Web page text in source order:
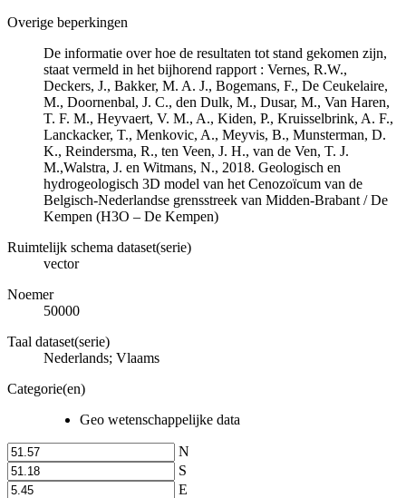
Overige beperkingen
De informatie over hoe de resultaten tot stand gekomen zijn,
staat vermeld in het bijhorend rapport : Vernes, R.W.,
Deckers, J., Bakker, M. A. J., Bogemans, F., De Ceukelaire,
M., Doornenbal, J. C., den Dulk, M., Dusar, M., Van Haren,
T. F. M., Heyvaert, V. M., A., Kiden, P., Kruisselbrink, A. F.,
Lanckacker, T., Menkovic, A., Meyvis, B., Munsterman, D.
K., Reindersma, R., ten Veen, J. H., van de Ven, T. J.
M.,Walstra, J. en Witmans, N., 2018. Geologisch en
hydrogeologisch 3D model van het Cenozoïcum van de
Belgisch-Nederlandse grensstreek van Midden-Brabant / De
Kempen (H3O – De Kempen)
Ruimtelijk schema dataset(serie)
vector
Noemer
50000
Taal dataset(serie)
Nederlands; Vlaams
Categorie(en)
Geo wetenschappelijke data
N
S
E